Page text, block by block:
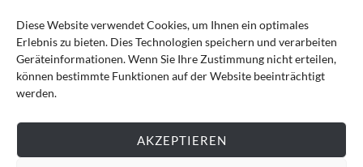
Diese Website verwendet Cookies, um Ihnen ein optimales
Erlebnis zu bieten. Dies Technologien speichern und verarbeiten
Geräteinformationen. Wenn Sie Ihre Zustimmung nicht erteilen,
können bestimmte Funktionen auf der Website beeinträchtigt
werden.
AKZEPTIEREN
Mein Bestellkonto Kundeninformationen Datenschutz
Cookie-Richtlinie (EU) Impressum
VERTRAG WIDERRUFEN